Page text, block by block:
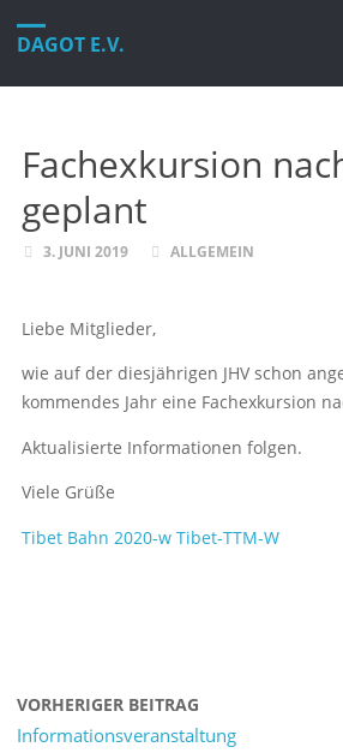
DAGOT E.V.
Fachexkursion
geplant
3. JUNI 2019 ALLGEMEIN
Liebe Mitglieder,
wie auf der diesjährigen JHV schon
kommendes Jahr eine Fachexkursion
Aktualisierte Informationen folgen.
Viele Grüße
Tibet Bahn 2020-w Tibet-TTM-W
VORHERIGER BEITRAG
Informationsveranstaltung